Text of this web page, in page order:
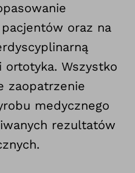
oraz na
Wszystko
zaopatrzenie
medycznego
rezultatów